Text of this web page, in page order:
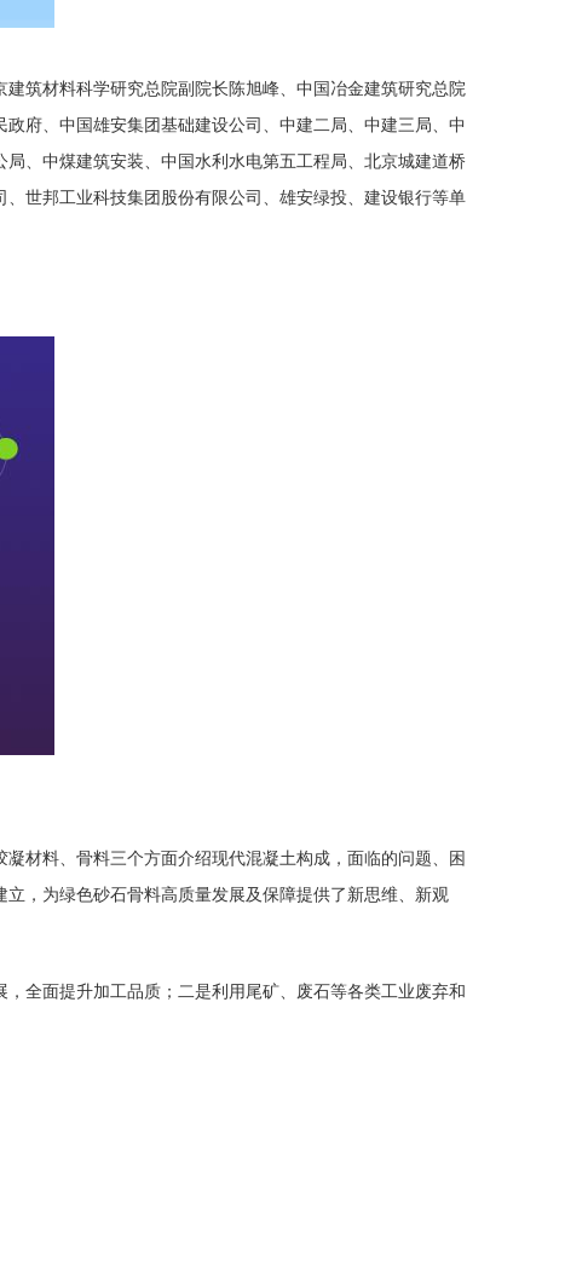
筑材料科学研究总院副院长陈旭峰、中国冶金建筑研究总院
府、中国雄安集团基础建设公司、中建二局、中建三局、中
、中煤建筑安装、中国水利水电第五工程局、北京城建道桥
世邦工业科技集团股份有限公司、雄安绿投、建设银行等单
材料、骨料三个方面介绍现代混凝土构成，面临的问题、困
，为绿色砂石骨料高质量发展及保障提供了新思维、新观
全面提升加工品质；二是利用尾矿 、废石等各类工业废弃和